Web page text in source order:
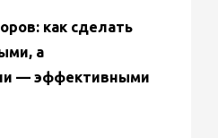
как сделать
а
— эффективными